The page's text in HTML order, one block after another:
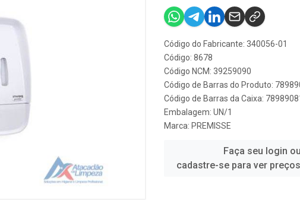
Código do Fabricante: 340056-01
Código: 8678
Código NCM: 39259090
Código de Barras do Produto:
Código de Barras da Caixa:
Embalagem: UN/1
Marca: PREMISSE
Faça seu login ou
cadastre-se para ver